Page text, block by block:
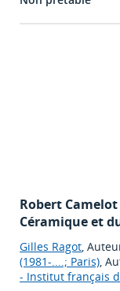
Robert
Céramique et
Gilles Ragot,
(1981-....; Paris),
- Institut français